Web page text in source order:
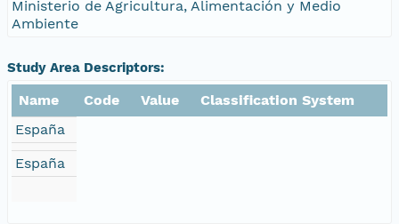
Ministerio de Agricultura, Alimentación y Medio
Ambiente
Study Area Descriptors:
Name Code Value
Classification System
España
España